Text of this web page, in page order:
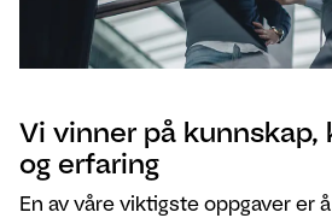
Vi vinner på kunnskap,
og erfaring
En av våre viktigste oppgaver er